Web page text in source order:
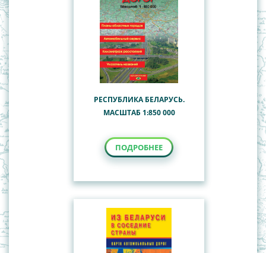
РЕСПУБЛИКА БЕЛАРУСЬ.
МАСШТАБ 1:850 000
ПОДРОБНЕЕ